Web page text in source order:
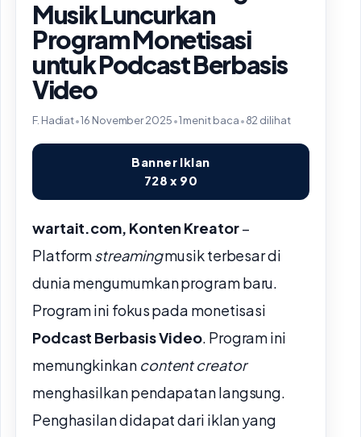
Musik Luncurkan
Program Monetisasi
untuk Podcast Berbasis
Video
F. Hadiat•16 November 2025•1 menit baca•82 dilihat
Banner Iklan
728 x 90
wartait.com, Konten Kreator–
Platformstreamingmusik terbesar di
dunia mengumumkan program baru.
Program ini fokus pada monetisasi
Podcast Berbasis Video. Program ini
memungkinkan content creator
menghasilkan pendapatan langsung.
Penghasilan didapat dari iklan yang